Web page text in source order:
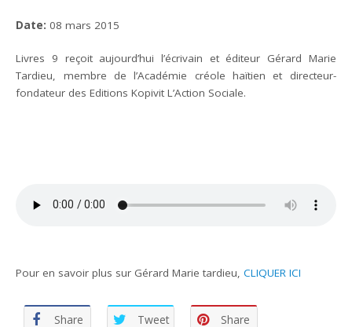
Date: 08 mars 2015
Livres 9 reçoit aujourd’hui l’écrivain et éditeur Gérard Marie
Tardieu, membre de l’Académie créole haïtien et directeur-
fondateur des Editions Kopivit L’Action Sociale.
Pour en savoir plus sur Gérard Marie tardieu,CLIQUER ICI
Share Tweet Share